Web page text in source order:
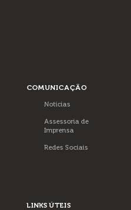
COMUNICAÇÃO
Notícias
Assessoria de
Imprensa
Redes Sociais
LINKS ÚTEIS